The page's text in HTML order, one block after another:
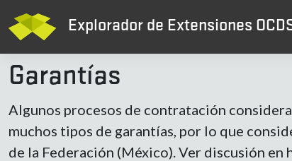
Explorador de Extensiones
Garantías
Algunos procesos de contratación
muchos tipos de garantías, por lo que
de la Federación (México). Ver discusión